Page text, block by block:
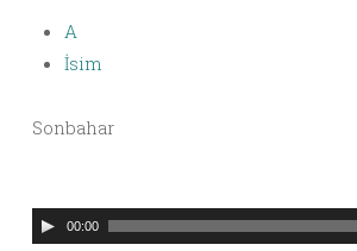
A
İsim
Sonbahar
Ses
00:00